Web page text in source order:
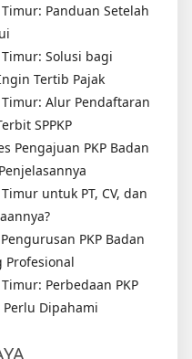
Timur: Panduan Setelah
Timur: Solusi bagi
Tertib Pajak
Timur: Alur Pendaftaran
SPPKP
Pengajuan PKP Badan
untuk PT, CV, dan
PKP Badan
Profesional
Perbedaan PKP
Perlu Dipahami